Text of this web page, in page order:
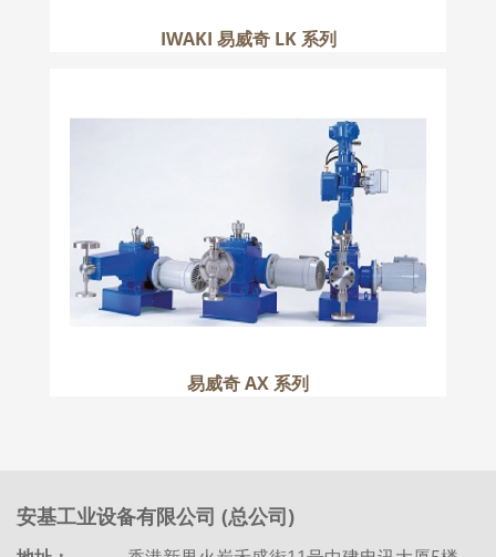
IWAKI 易威奇 LK 系列
易威奇 AX 系列
安基工业设备有限公司 (总公司)